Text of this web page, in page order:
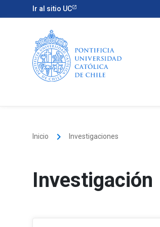
Ir al sitio UC
Inicio keyboard_arrow_right Investigaciones
Investigación